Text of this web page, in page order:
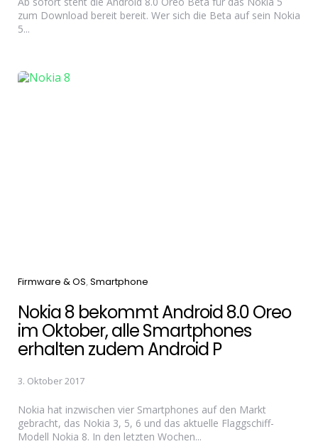
zum Download bereit bereit. Wer sich die Beta auf sein Nokia
5...
Categories
Firmware & OS Smartphone
Nokia 8 bekommt Android 8.0 Oreo
im Oktober, alle Smartphones
erhalten zudem Android P
3. Oktober 2017
Nokia hat inzwischen vier Smartphones auf den Markt
gebracht, das Nokia 3, 5, 6 und das aktuelle Flaggschiff-
Modell Nokia 8. In den letzten Wochen...